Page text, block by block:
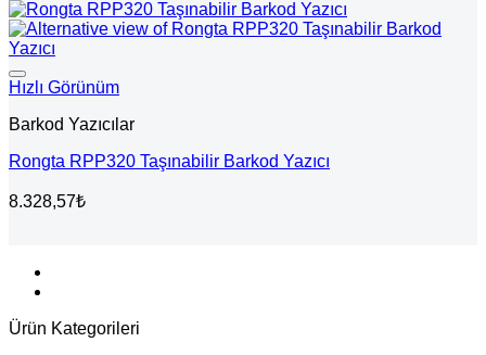
Hızlı Görünüm
Barkod Yazıcılar
Rongta RPP320 Taşınabilir Barkod Yazıcı
8.328,57₺
Ürün Kategorileri